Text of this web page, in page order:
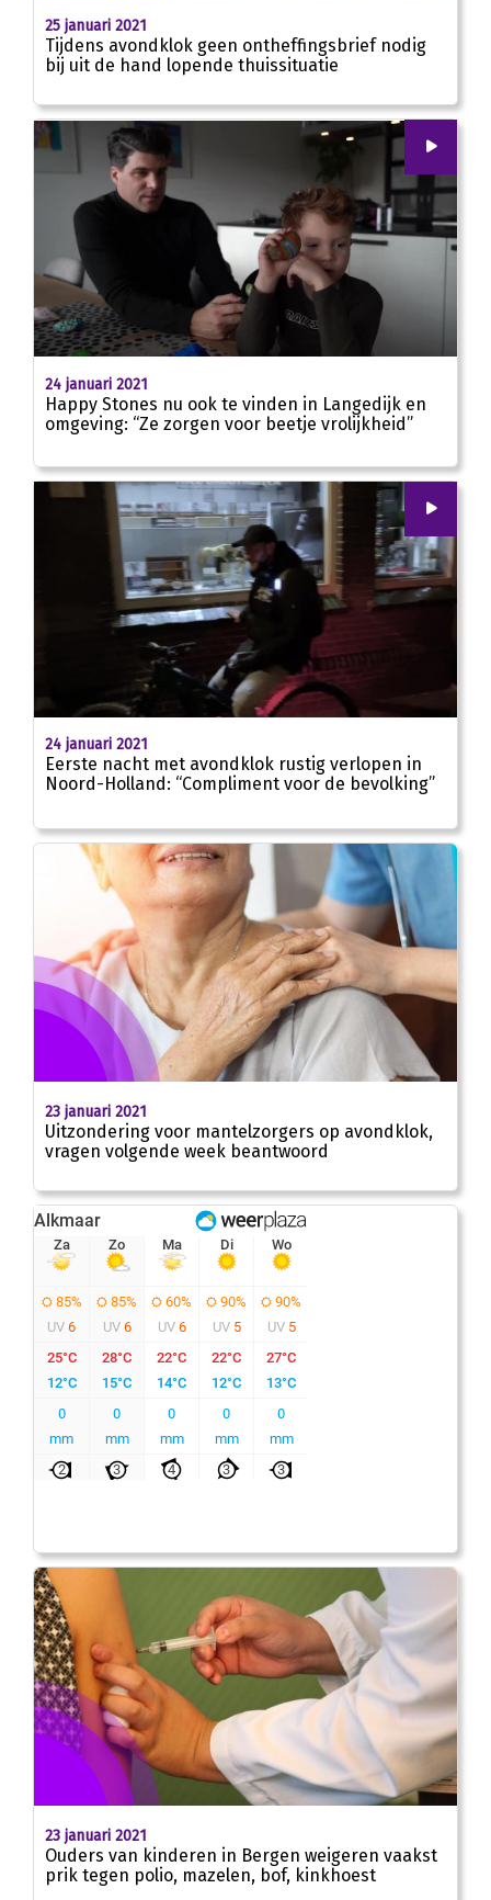
25 januari 2021
Tijdens avondklok geen ontheffingsbrief nodig
bij uit de hand lopende thuissituatie
00
24 januari 2021
Happy Stones nu ook te vinden in Langedijk en
omgeving: “Ze zorgen voor beetje vrolijkheid”
00:00
24 januari 2021
Eerste nacht met avondklok rustig verlopen in
Noord-Holland: “Compliment voor de bevolking”
23 januari 2021
Uitzondering voor mantelzorgers op avondklok,
vragen volgende week beantwoord
23 januari 2021
Ouders van kinderen in Bergen weigeren vaakst
prik tegen polio, mazelen, bof, kinkhoest